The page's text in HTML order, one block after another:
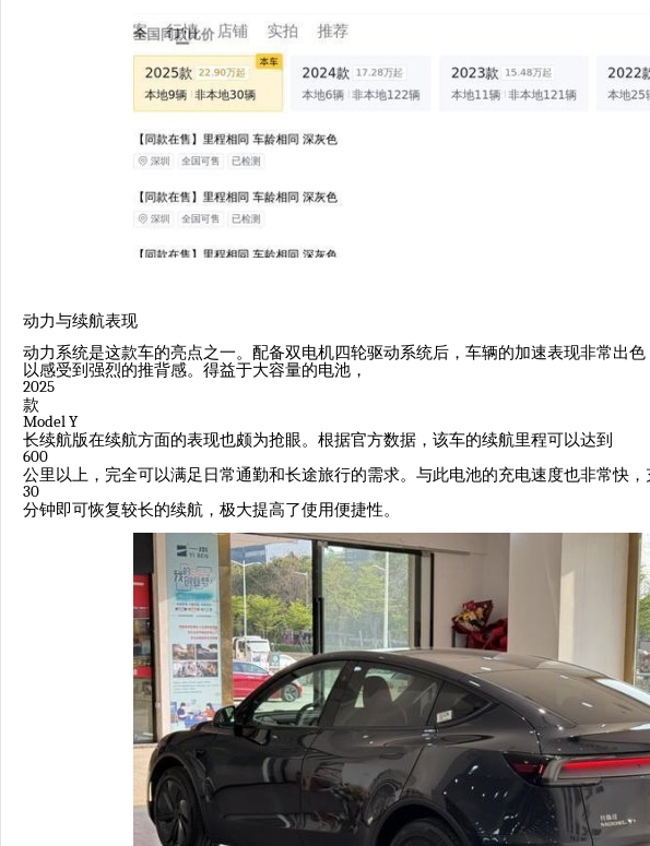
动力与续航表现
动力系统是这款车的亮点之一。配备双电机四轮驱动系统后，车辆的加速表现非常出
以感受到强烈的推背感。得益于大容量的电池，
2025
款
Model Y
长续航版在续航方面的表现也颇为抢眼。根据官方数据，该车的续航里程可以达到
600
公里以上，完全可以满足日常通勤和长途旅行的需求。与此电池的充电速度也非常快，
30
分钟即可恢复较长的续航，极大提高了使用便捷性。